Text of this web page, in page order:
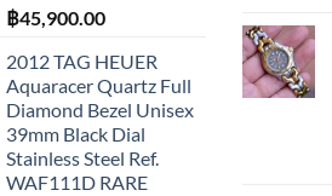
฿45,900.00
2012 TAG HEUER
Aquaracer Quartz Full
Diamond Bezel Unisex
39mm Black Dial
Stainless Steel Ref.
WAF111D RARE